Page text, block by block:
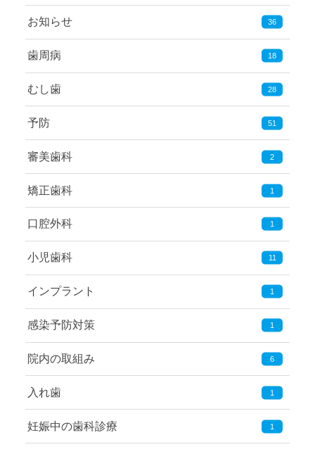
お知らせ 36
歯周病 18
むし歯 28
予防 51
審美歯科 2
矯正歯科 1
口腔外科 1
小児歯科 11
インプラント 1
感染予防対策 1
院内の取組み 6
入れ歯 1
妊娠中の歯科診療 1